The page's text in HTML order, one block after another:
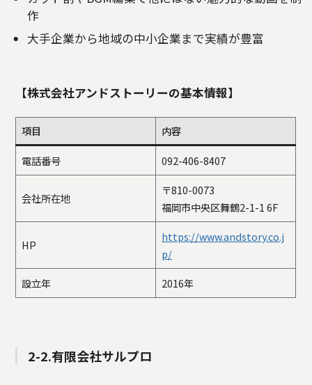
作
大手企業から地域の中小企業まで実績が豊富
【株式会社アンドストーリーの基本情報】
項目 内容
電話番号 092-406-8407
会社所在地
〒810-0073
福岡市中央区舞鶴2-1-1 6F
HP
https://www.andstory.co.j
p/
設立年
2016年
2-2.有限会社サルプロ